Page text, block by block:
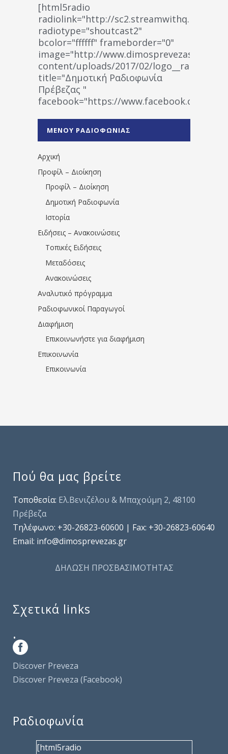
[html5radio
radiolink="http://
radiotype="shoutcast2"
bcolor="ffffff" frameborder="0"
image="http://www.dimosprevezas.gr/wp-
content/uploads/2017/02/
title="Δημοτική Ραδιοφωνία
Πρέβεζας "
facebook="https://www.facebook.com/
1531194763766854/" artist="" ]
ΜΕΝΟΥ ΡΑΔΙΟΦΩΝΙΑΣ
Αρχική
Προφίλ – Διοίκηση
Προφίλ – Διοίκηση
Δημοτική Ραδιοφωνία
Ιστορία
Ειδήσεις – Ανακοινώσεις
Τοπικές Ειδήσεις
Μεταδόσεις
Ανακοινώσεις
Αναλυτικό πρόγραμμα
Ραδιοφωνικοί Παραγωγοί
Διαφήμιση
Επικοινωνήστε για διαφήμιση
Επικοινωνία
Επικοινωνία
Πού θα μας βρείτε
Τοποθεσία: Ελ.Βενιζέλου & Μπαχούμη 2, 48100
Πρέβεζα
Τηλέφωνo: +30-26823-60600 | Fax: +30-26823-60640
Email: info@dimosprevezas.gr
ΔΗΛΩΣΗ ΠΡΟΣΒΑΣΙΜΟΤΗΤΑΣ
Σχετικά links
.
Discover Preveza
Discover Preveza (Facebook)
Ραδιοφωνία
[html5radio